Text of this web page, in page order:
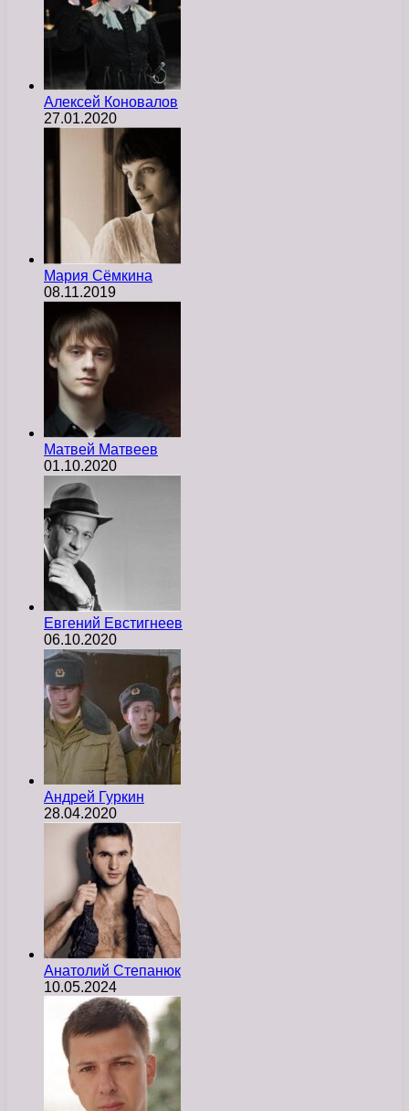
Алексей Коновалов
27.01.2020
Мария Сёмкина
08.11.2019
Матвей Матвеев
01.10.2020
Евгений Евстигнеев
06.10.2020
Андрей Гуркин
28.04.2020
Анатолий Степанюк
10.05.2024